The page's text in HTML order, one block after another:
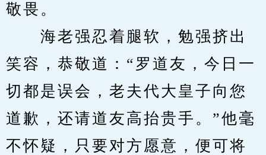
敬畏。
海老强忍着腿软，勉强挤出
笑容，恭敬道：“罗道友，今日一
切都是误会，老夫代大皇子向您
道歉，还请道友高抬贵手。”他毫
不怀疑，只要对方愿意，便可将